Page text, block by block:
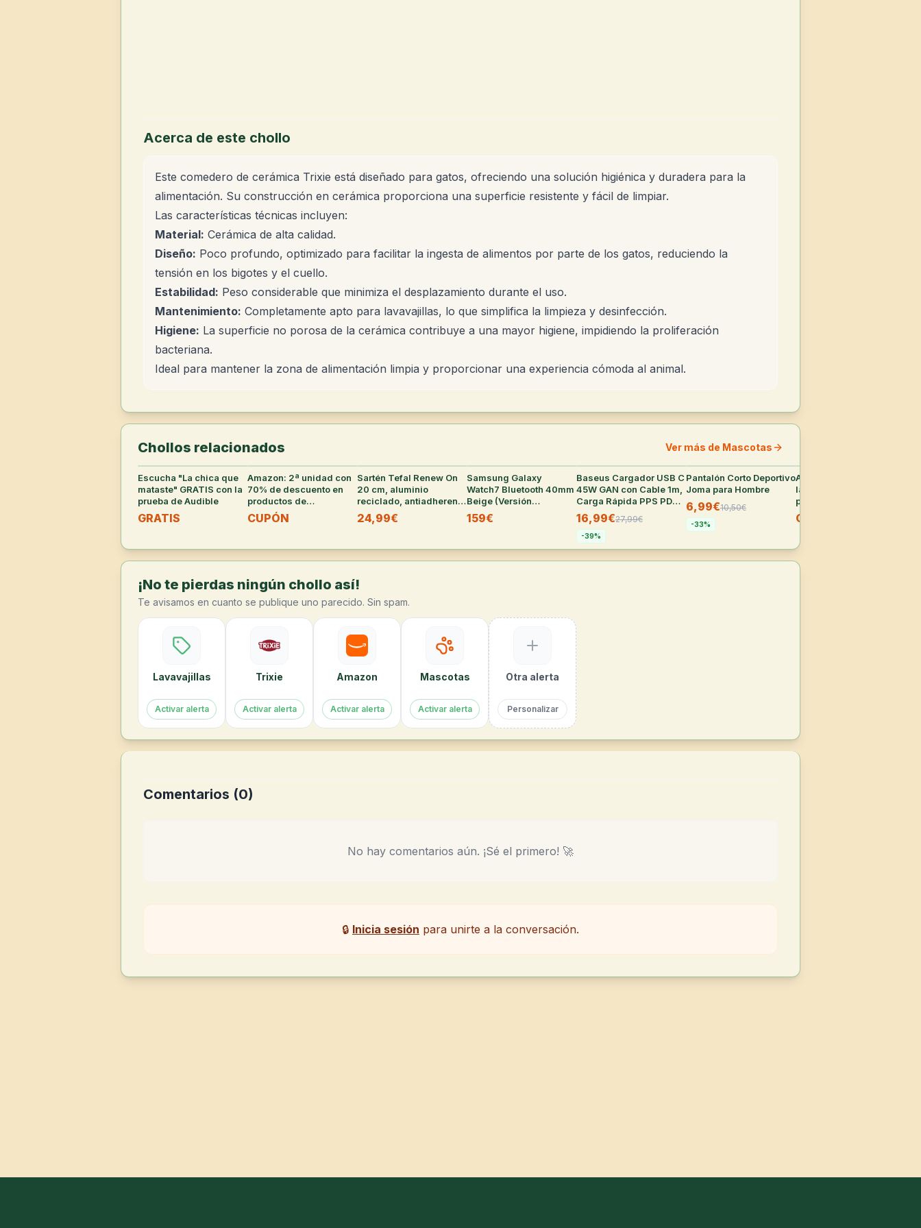
Acerca de este chollo
Este comedero de cerámica Trixie está diseñado para gatos, ofreciendo una solución higiénica y duradera para la
alimentación. Su construcción en cerámica proporciona una superficie resistente y fácil de limpiar.
Las características técnicas incluyen:
Material: Cerámica de alta calidad.
Diseño: Poco profundo, optimizado para facilitar la ingesta de alimentos por parte de los gatos, reduciendo la
tensión en los bigotes y el cuello.
Estabilidad: Peso considerable que minimiza el desplazamiento durante el uso.
Mantenimiento: Completamente apto para lavavajillas, lo que simplifica la limpieza y desinfección.
Higiene: La superficie no porosa de la cerámica contribuye a una mayor higiene, impidiendo la proliferación
bacteriana.
Ideal para mantener la zona de alimentación limpia y proporcionar una experiencia cómoda al animal.
Chollos relacionados Ver más de Mascotas
38°
Escucha "La chica que
mataste" GRATIS con la
prueba de Audible
GRATIS
37°
Amazon: 2ª unidad con
70% de descuento en
productos de
supermercado
seleccionados
CUPÓN
37°
Sartén Tefal Renew On
20 cm, aluminio
reciclado, antiadherente
cerámico
24,99€
Samsung Galaxy
Watch7 Bluetooth 40mm
Beige (Versión
Española)
159€
36°
Baseus Cargador USB C
45W GAN con Cable 1m,
Carga Rápida PPS PD
para Samsung, iPhone,
iPad, MacBook, Pixel
16,99€27,99€
-39%
35°
Pantalón Corto Deportivo
Joma para Hombre
6,99€10,50€
-33%
Amazon: Ahorra 70% en
la 2ª unidad de
productos de
supermercado
seleccionados
CUPÓN
¡No te pierdas ningún chollo así!
Te avisamos en cuanto se publique uno parecido. Sin spam.
Lavavajillas
Activar alerta
Trixie
Activar alerta
Amazon
Activar alerta
Mascotas
Activar alerta
Otra alerta
Personalizar
Comentarios (0)
No hay comentarios aún. ¡Sé el primero! 🚀
🔒 Inicia sesión para unirte a la conversación.